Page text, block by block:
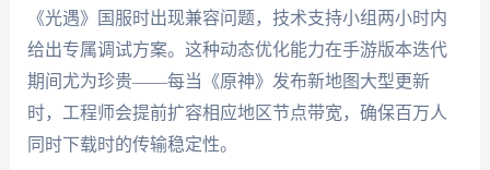
《光遇》国服时出现兼容问题，技术支持小组两小时内
给出专属调试方案。这种动态优化能力在手游版本迭代
期间尤为珍贵——每当《原神》发布新地图大型更新
时，工程师会提前扩容相应地区节点带宽，确保百万人
同时下载时的传输稳定性。